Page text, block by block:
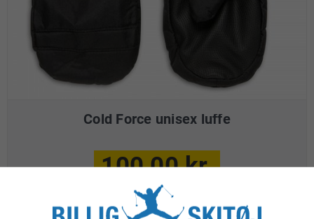
Cold Force unisex luffe
100,00 kr.
VIS PRODUKT